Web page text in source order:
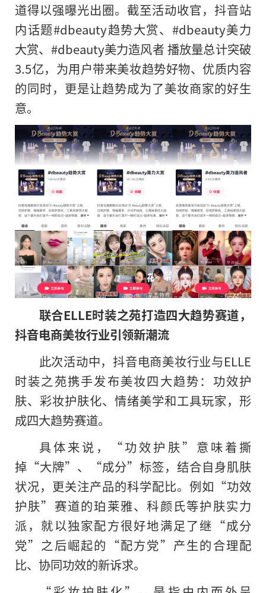
道得以强曝光出圈。截至活动收官，抖音站
内话题#dbeauty趋势大赏、#dbeauty美力
大赏、#dbeauty美力造风者 播放量总计突破
3.5亿，为用户带来美妆趋势好物、优质内容
的同时，更是让趋势成为了美妆商家的好生
意。
联合ELLE时装之苑打造四大趋势赛道，
抖音电商美妆行业引领新潮流
此次活动中，抖音电商美妆行业与ELLE
时装之苑携手发布美妆四大趋势：功效护
肤、彩妆护肤化、情绪美学和工具玩家，形
成四大趋势赛道。
具体来说，“功效护肤”意味着撕
掉“大牌”、“成分”标签，结合自身肌肤
状况，更关注产品的科学配比。例如“功效
护肤”赛道的珀莱雅、科颜氏等护肤实力
派，就以独家配方很好地满足了继“成分
党”之后崛起的“配方党”产生的合理配
比、协同功效的新诉求。